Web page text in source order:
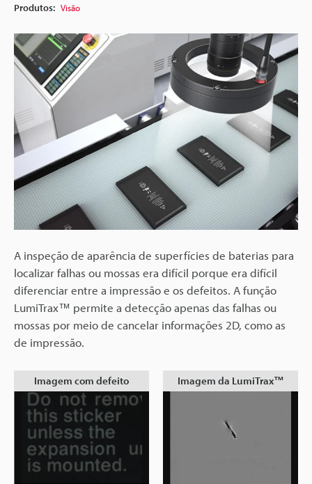
Produtos: Visão
A inspeção de aparência de superfícies de baterias para
localizar falhas ou mossas era difícil porque era difícil
diferenciar entre a impressão e os defeitos. A função
LumiTrax™ permite a detecção apenas das falhas ou
mossas por meio de cancelar informações 2D, como as
de impressão.
Imagem com defeito Imagem da LumiTrax™